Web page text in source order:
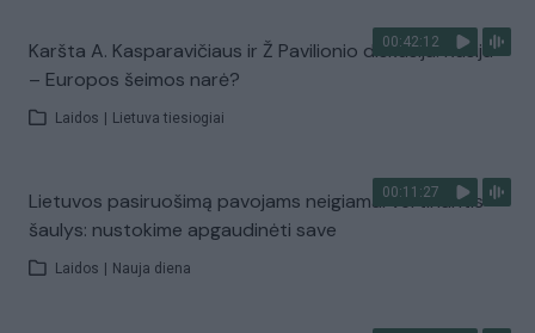
00:42:12
Karšta A. Kasparavičiaus ir Ž Pavilionio diskusija: Rusija
– Europos šeimos narė?
Laidos Lietuva tiesiogiai
00:11:27
Lietuvos pasiruošimą pavojams neigiamai vertinantis
šaulys: nustokime apgaudinėti save
Laidos Nauja diena